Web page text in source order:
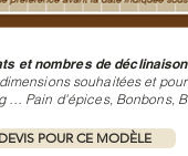
et nombres de
souhaitées et
… Pain d'épices, Bonbons,
POUR CE MODÈLE